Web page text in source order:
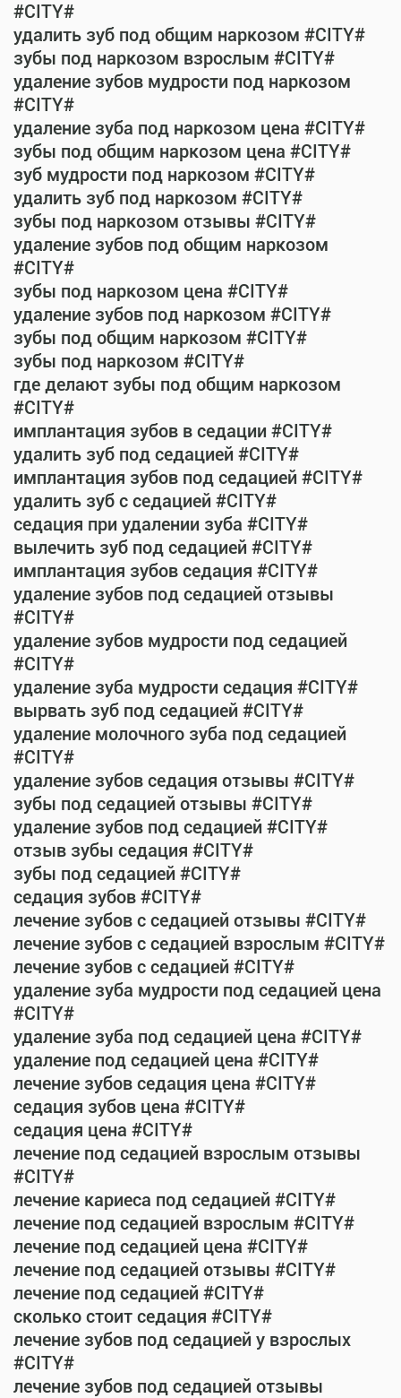
#CITY#
удалить зуб под общим наркозом #CITY#
зубы под наркозом взрослым #CITY#
удаление зубов мудрости под наркозом
#CITY#
удаление зуба под наркозом цена #CITY#
зубы под общим наркозом цена #CITY#
зуб мудрости под наркозом #CITY#
удалить зуб под наркозом #CITY#
зубы под наркозом отзывы #CITY#
удаление зубов под общим наркозом
#CITY#
зубы под наркозом цена #CITY#
удаление зубов под наркозом #CITY#
зубы под общим наркозом #CITY#
зубы под наркозом #CITY#
где делают зубы под общим наркозом
#CITY#
имплантация зубов в седации #CITY#
удалить зуб под седацией #CITY#
имплантация зубов под седацией #CITY#
удалить зуб с седацией #CITY#
седация при удалении зуба #CITY#
вылечить зуб под седацией #CITY#
имплантация зубов седация #CITY#
удаление зубов под седацией отзывы
#CITY#
удаление зубов мудрости под седацией
#CITY#
удаление зуба мудрости седация #CITY#
вырвать зуб под седацией #CITY#
удаление молочного зуба под седацией
#CITY#
удаление зубов седация отзывы #CITY#
зубы под седацией отзывы #CITY#
удаление зубов под седацией #CITY#
отзыв зубы седация #CITY#
зубы под седацией #CITY#
седация зубов #CITY#
лечение зубов с седацией отзывы #CITY#
лечение зубов с седацией взрослым #CITY#
лечение зубов с седацией #CITY#
удаление зуба мудрости под седацией цена
#CITY#
удаление зуба под седацией цена #CITY#
удаление под седацией цена #CITY#
лечение зубов седация цена #CITY#
седация зубов цена #CITY#
седация цена #CITY#
лечение под седацией взрослым отзывы
#CITY#
лечение кариеса под седацией #CITY#
лечение под седацией взрослым #CITY#
лечение под седацией цена #CITY#
лечение под седацией отзывы #CITY#
лечение под седацией #CITY#
сколько стоит седация #CITY#
лечение зубов под седацией у взрослых
#CITY#
лечение зубов под седацией отзывы